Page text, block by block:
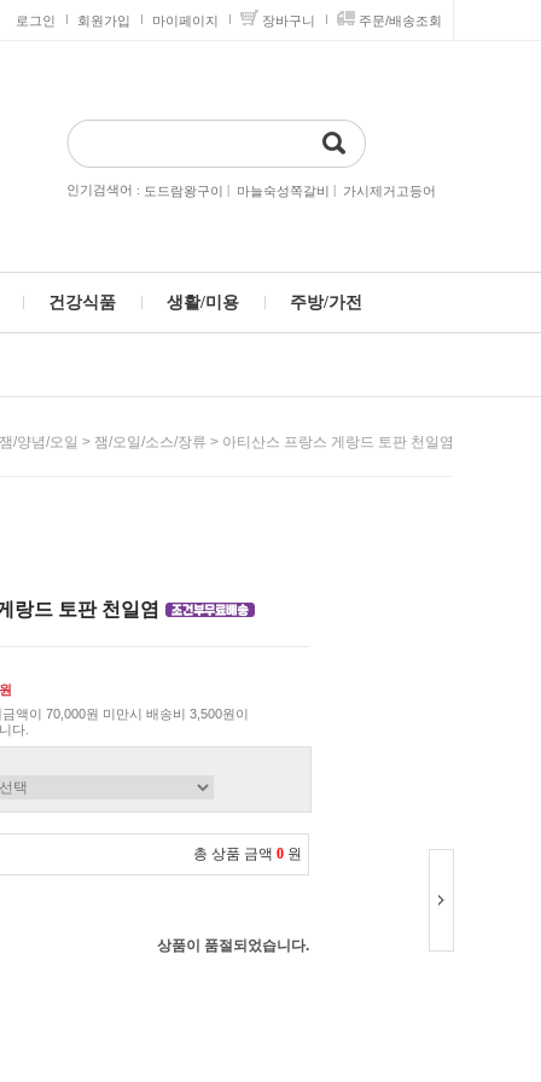
로그인 회원가입 마이페이지 장바구니 주문/배송조회
인기검색어 : 도드람왕구이 | 마늘숙성쪽갈비 | 가시제거고등어
건강식품 생활/미용 주방/가전
/양념/오일 > 잼/오일/소스/장류 > 아티산스 프랑스 게랑드 토판 천일염
랑드 토판 천일염
액이 70,000원 미만시 배송비 3,500원이
다.
총 상품 금액 0 원
상품이 품절되었습니다.